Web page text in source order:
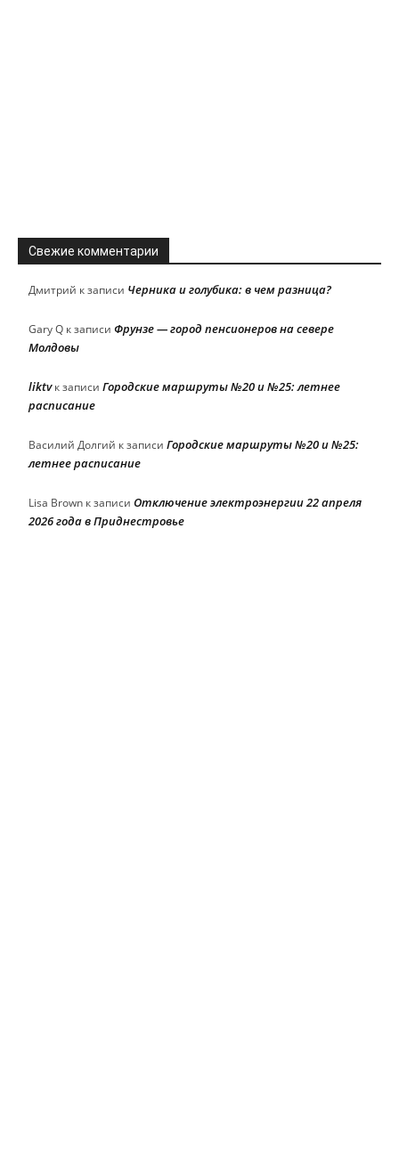
Свежие комментарии
Дмитрий к записи Черника и голубика: в чем разница?
Gary Q к записи Фрунзе — город пенсионеров на севере
Молдовы
liktvк записи Городские маршруты №20 и №25: летнее
расписание
Василий Долгий к записи Городские маршруты №20 и №25:
летнее расписание
Lisa Brown к записи Отключение электроэнергии 22 апреля
2026 года в Приднестровье